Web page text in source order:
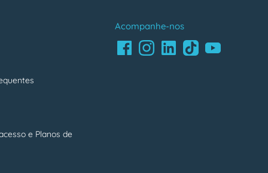
e Planos de
Acompanhe-nos
FacebookInstagramLinkedInTikTokYoutube